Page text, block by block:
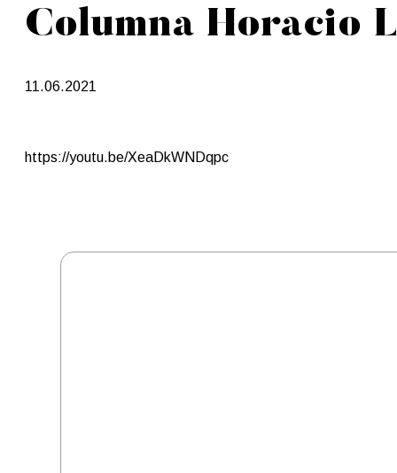
Columna Horacio
11.06.2021
https://youtu.be/XeaDkWNDqpc